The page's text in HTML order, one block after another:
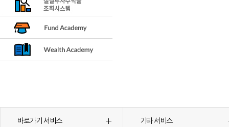
바로가기 서비스 기타 서비스